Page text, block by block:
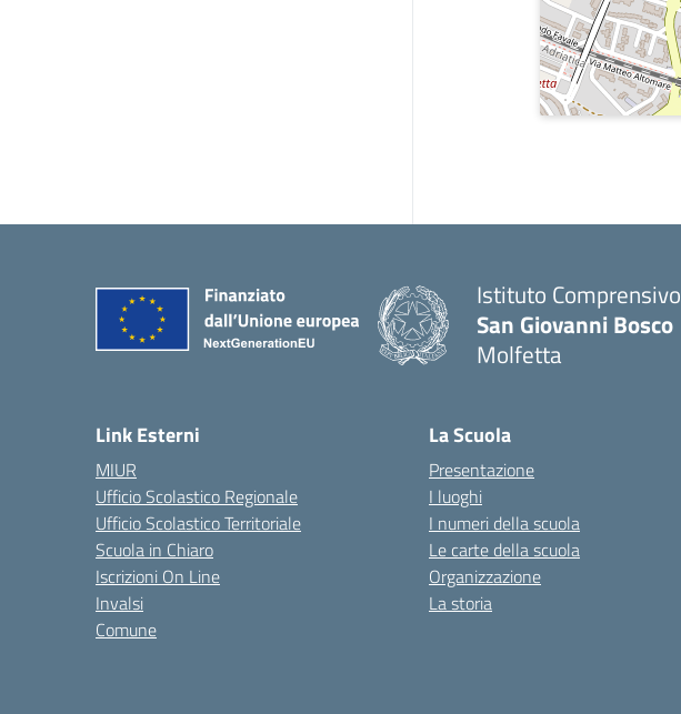
Istituto Comprensivo
San Giovanni Bosco
Molfetta
Link Esterni
MIUR
Ufficio Scolastico Regionale
Ufficio Scolastico Territoriale
Scuola in Chiaro
Iscrizioni On Line
Invalsi
Comune
La Scuola
Presentazione
I luoghi
I numeri della scuola
Le carte della scuola
Organizzazione
La storia